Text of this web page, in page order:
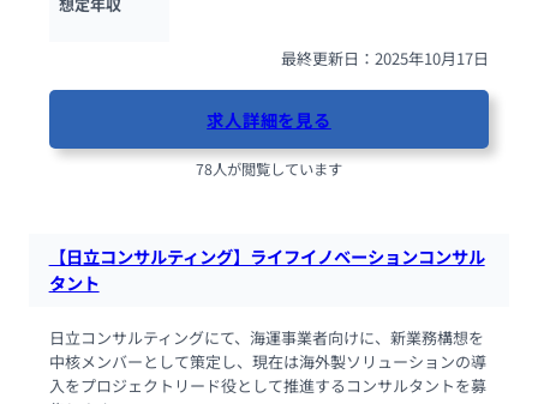
最終更新日：2025年10月17日
求人詳細を見る
78人が閲覧しています
【日立コンサルティング】ライフイノベーションコンサル
タント
日立コンサルティングにて、海運事業者向けに、新業務構想を
中核メンバーとして策定し、現在は海外製ソリューションの導
入をプロジェクトリード役として推進するコンサルタントを募